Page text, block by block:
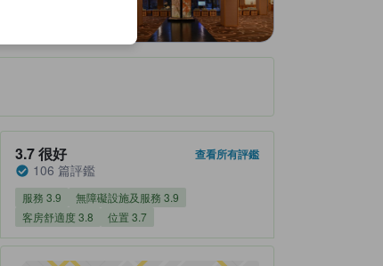
住宿評鑑分數3.7（總分5分） 很好 106 篇評鑑
3.7很好
106 篇評鑑
查看所有評鑑
服務 3.9
無障礙設施及服務 3.9
客房舒適度 3.8
位置 3.7